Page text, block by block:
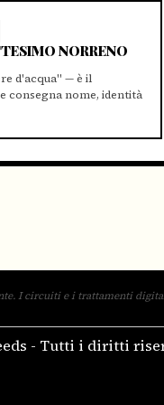
NORRENO
d'acqua" — è il
consegna nome, identità
I circuiti e i trattamenti
- Tutti i diritti